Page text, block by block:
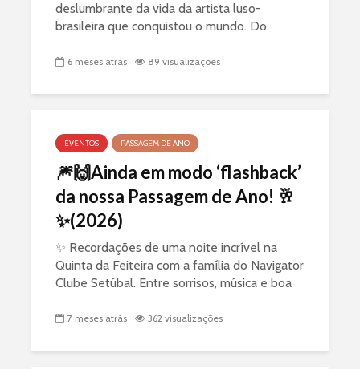
deslumbrante da vida da artista luso-
brasileira que conquistou o mundo. Do
estrelato em Hollywood, venha reviver os
6 meses atrás 89 visualizações
EVENTOS PASSAGEM DE ANO
🎆🙌Ainda em modo ‘flashback’
da nossa Passagem de Ano! 🥂
✨(2026)
✨ Recordações de uma noite incrível na
Quinta da Feiteira com a família do Navigator
Clube Setúbal. Entre sorrisos, música e boa
ano da melhor forma.🥂 Partilhamos alguns
7 meses atrás 362 visualizações